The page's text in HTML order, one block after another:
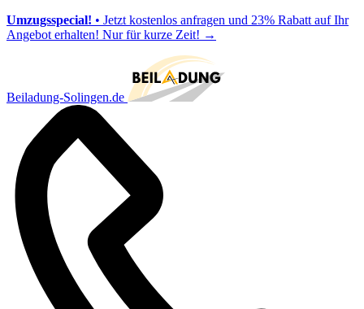
Umzugsspecial! • Jetzt kostenlos anfragen und 23% Rabatt auf Ihr
Angebot erhalten! Nur für kurze Zeit! →
Beiladung-Solingen.de